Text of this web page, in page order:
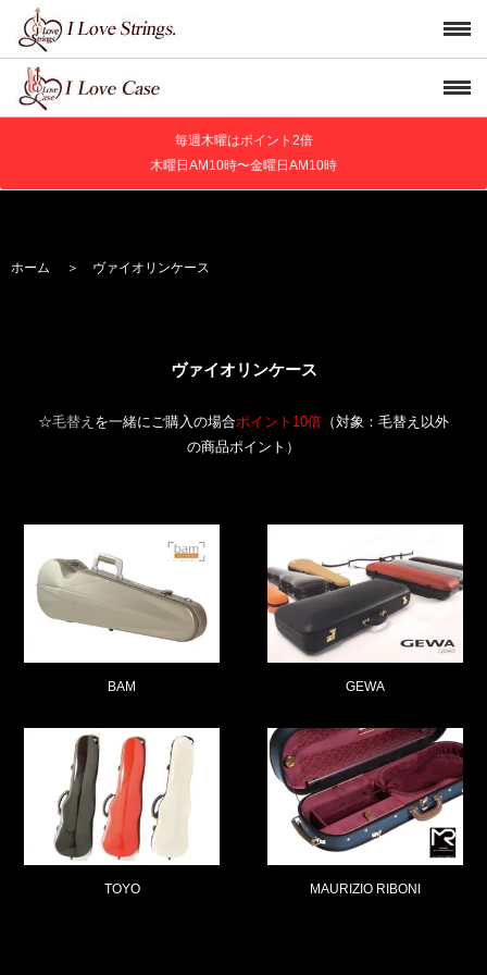
毎週木曜はポイント2倍
木曜日AM10時〜金曜日AM10時
ホーム ＞ ヴァイオリンケース
ヴァイオリンケース
☆毛替え を一緒にご購入の場合ポイント10倍 （対象：毛替え以外
の商品ポイント）
BAM GEWA
TOYO MAURIZIO RIBONI